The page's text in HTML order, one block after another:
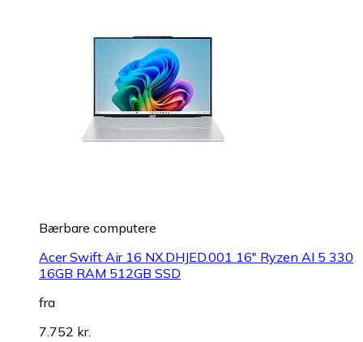
Bærbare computere
Acer Swift Air 16 NX.DHJED.001 16" Ryzen AI 5 330
16GB RAM 512GB SSD
fra
7.752 kr.